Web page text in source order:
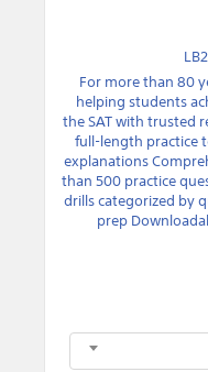
For more than 80
helping students
the SAT with trusted
full-length practice
explanations
than 500 practice
drills categorized by
prep